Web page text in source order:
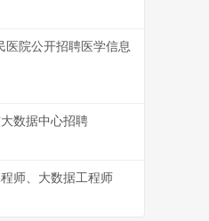
医院公开招聘医学信息
数据中心招聘
师、大数据工程师